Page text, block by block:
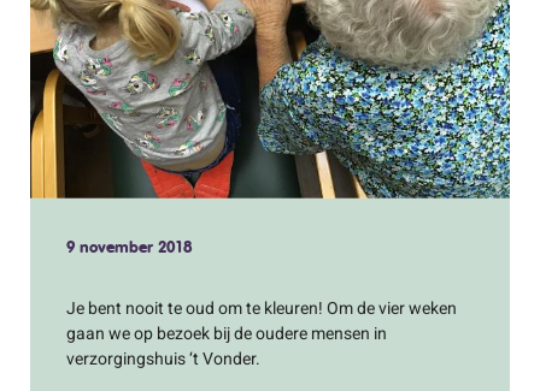
9 november 2018
Je bent nooit te oud om te kleuren! Om de vier weken
gaan we op bezoek bij de oudere mensen in
verzorgingshuis ‘t Vonder.